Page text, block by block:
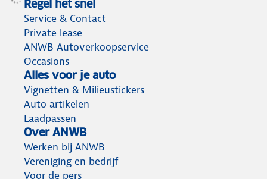
Regel het snel
Service & Contact
Private lease
ANWB Autoverkoopservice
Occasions
Alles voor je auto
Vignetten & Milieustickers
Auto artikelen
Laadpassen
Over ANWB
Werken bij ANWB
Vereniging en bedrijf
Voor de pers